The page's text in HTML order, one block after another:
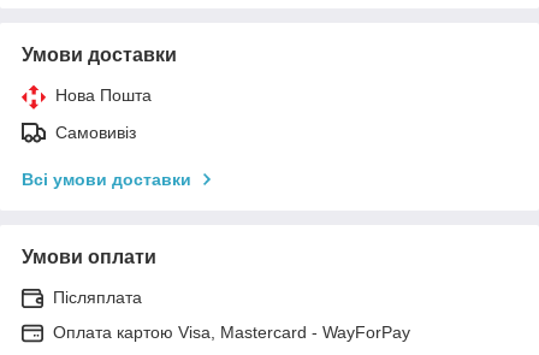
Умови доставки
Нова Пошта
Самовивіз
Всі умови доставки
Умови оплати
Післяплата
Оплата картою Visa, Mastercard - WayForPay